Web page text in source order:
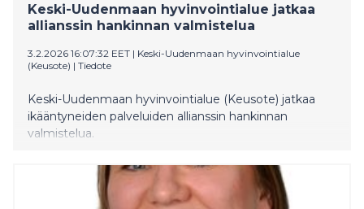
Keski-Uudenmaan hyvinvointialue jatkaa
allianssin hankinnan valmistelua
3.2.2026 16:07:32 EET | Keski-Uudenmaan hyvinvointialue
(Keusote) | Tiedote
Keski-Uudenmaan hyvinvointialue (Keusote) jatkaa
ikääntyneiden palveluiden allianssin hankinnan
valmistelua.